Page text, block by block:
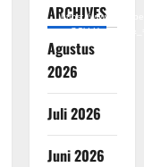
https://
ARCHIVES
Agustus
2026
Juli 2026
Juni 2026